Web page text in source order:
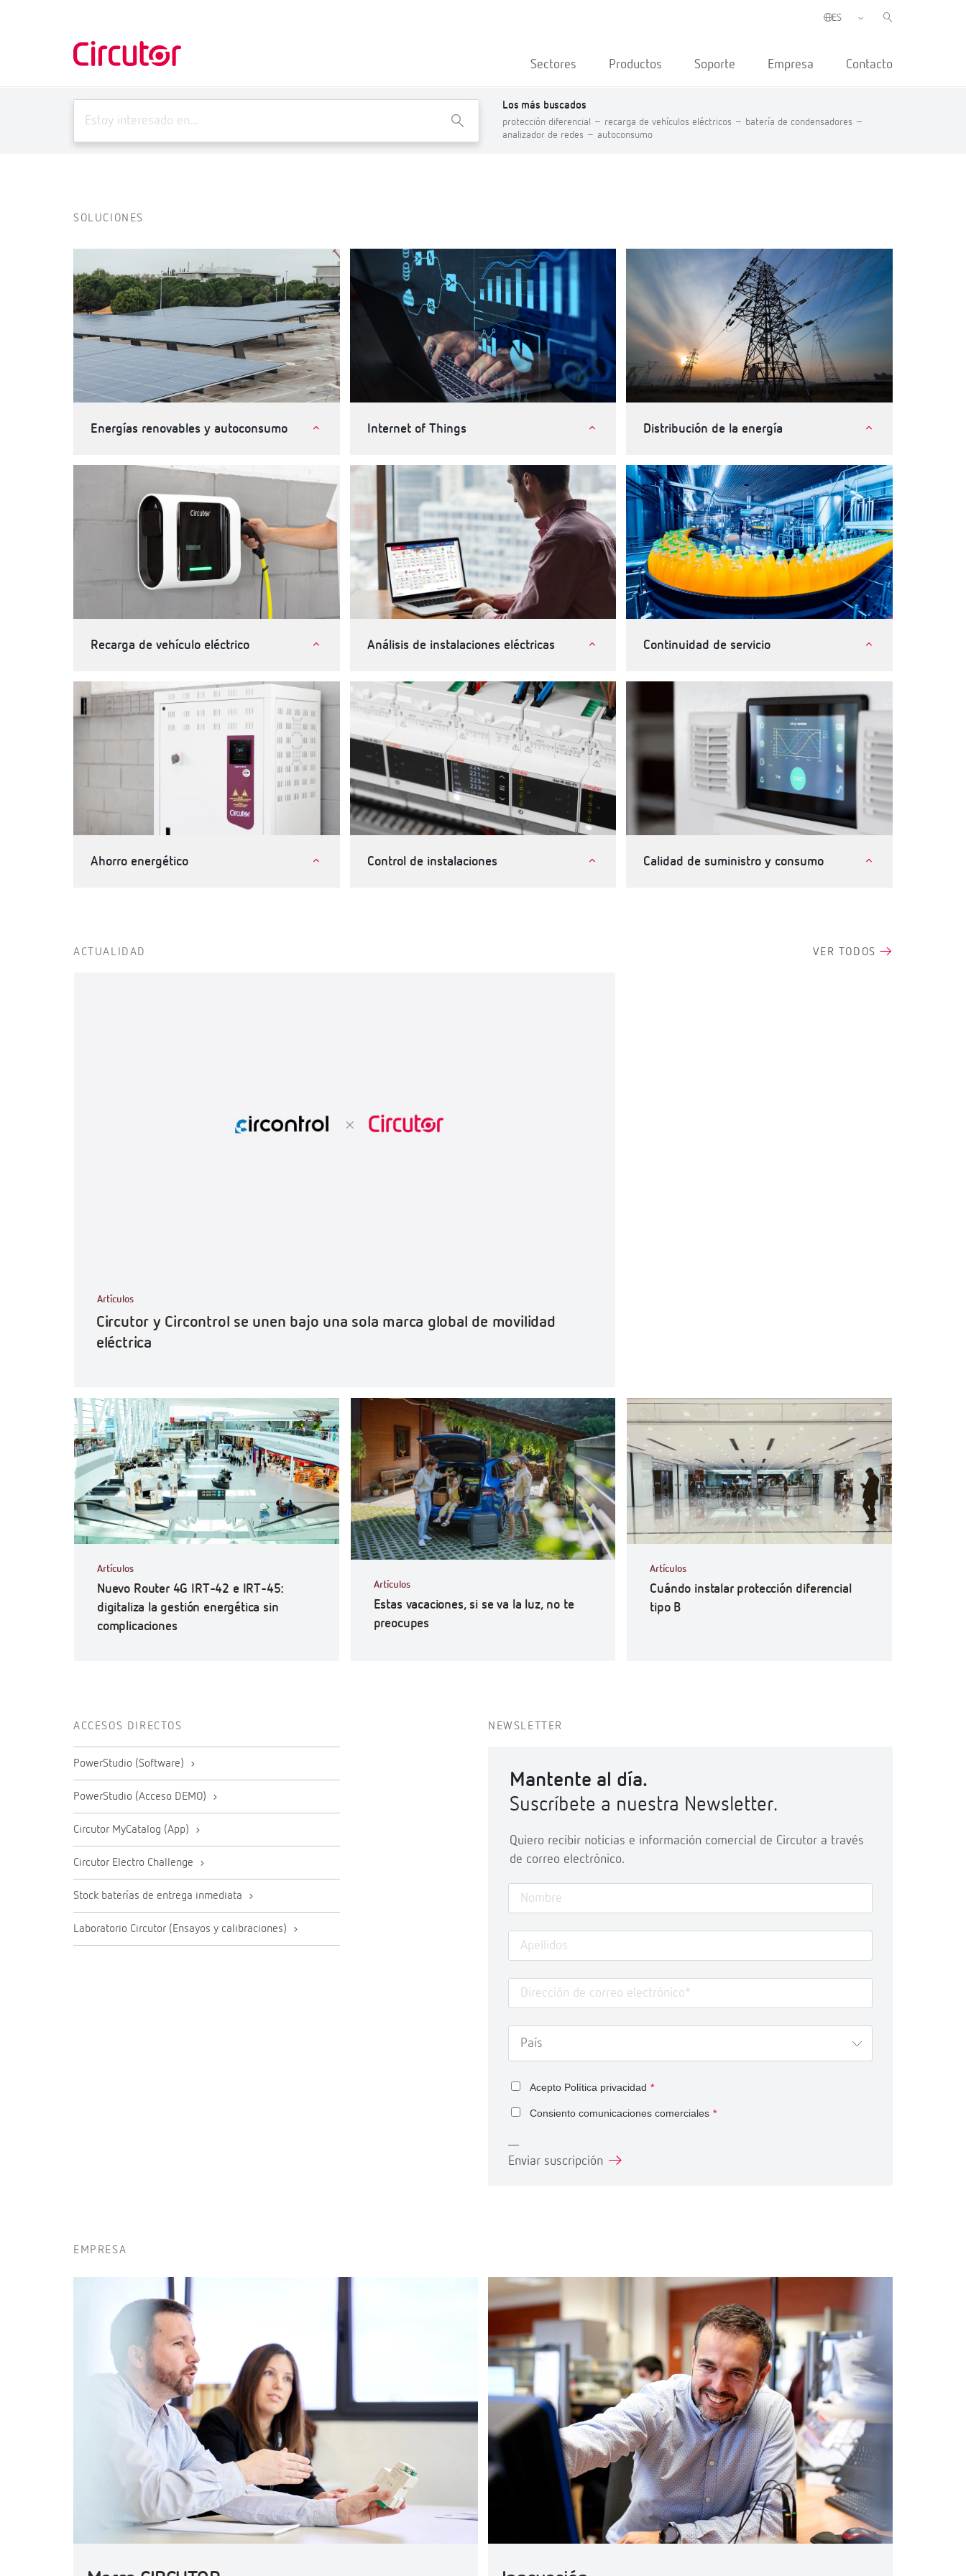
Sectores Productos Soporte Empresa Contacto
X
Los más buscados
protección diferencial – recarga de vehículos eléctricos – batería de condensadores –
analizador de redes – autoconsumo
SOLUCIONES
Energías renovables y autoconsumo Internet of Things
Internet of Things (IoT)
Distribución de la energía
Compañías eléctricas
Recarga de vehículo eléctrico
Movilidad eléctrica
Análisis de instalaciones eléctricas
Industria
Telecomunicaciones e instalaciones críticas
Terciario, edificios e infraestructuras
Continuidad de servicio
Telecomunicaciones e instalaciones críticas
Terciario, edificios e infraestructuras
Ahorro energético Control de instalaciones Calidad de suministro y consumo
ACTUALIDAD VER TODOS
Artículos
Circutor y Circontrol se unen bajo una sola marca global de movilidad
eléctrica
Artículos
Nuevo Router 4G IRT-42 e IRT-45:
digitaliza la gestión energética sin
complicaciones
Artículos
Estas vacaciones, si se va la luz, no te
preocupes
Artículos
Cuándo instalar protección diferencial
tipo B
ACCESOS DIRECTOS
PowerStudio (Software)
PowerStudio (Acceso DEMO)
Circutor MyCatalog (App)
Circutor Electro Challenge
Stock baterías de entrega inmediata
Laboratorio Circutor (Ensayos y calibraciones)
NEWSLETTER
Mantente al día.
Suscríbete a nuestra Newsletter.
Quiero recibir noticias e información comercial de Circutor a través
de correo electrónico.
*
Acepto Política privacidad
*
Consiento comunicaciones comerciales
Enviar suscripción
EMPRESA